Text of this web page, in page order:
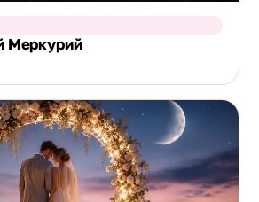
Меркурий